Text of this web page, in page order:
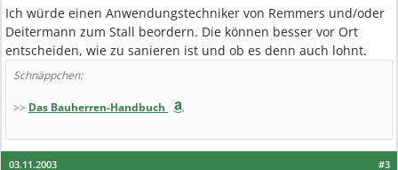
Ich würde einen Anwendungstechniker von Remmers und/oder
Deitermann zum Stall beordern. Die können besser vor Ort
entscheiden, wie zu sanieren ist und ob es denn auch lohnt.
Schnäppchen:
>> Das Bauherren-Handbuch
#3
03.11.2003